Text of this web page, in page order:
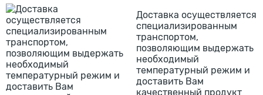
Доставка осуществляется
специализированным
транспортом,
позволяющим выдержать
необходимый
температурный режим и
доставить Вам
качественный продукт